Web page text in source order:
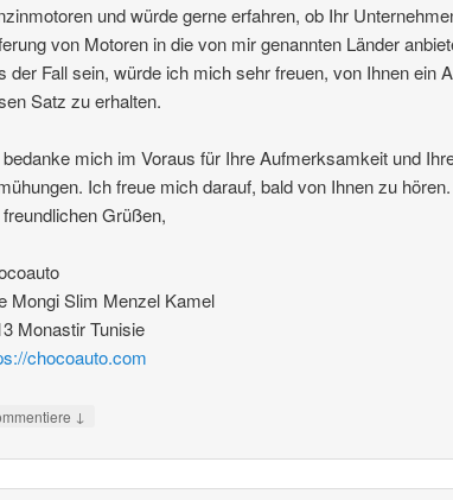
und würde gerne erfahren, ob Ihr
von Motoren in die von mir genannten Länder
der Fall sein, würde ich mich sehr freuen, von Ihnen ein
Satz zu erhalten.
mich im Voraus für Ihre Aufmerksamkeit und
Ich freue mich darauf, bald von Ihnen zu hören.
Grüßen,
Mongi Slim Menzel Kamel
Monastir Tunisie
chocoauto.com
↓